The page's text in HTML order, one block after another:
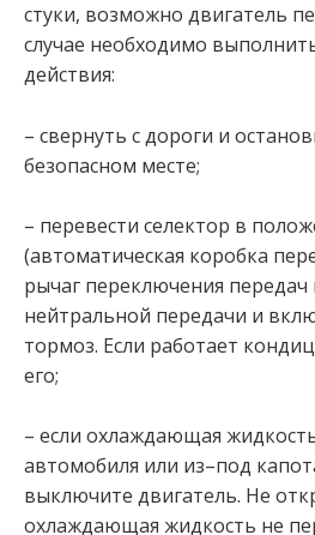
стуки, возможно двигатель
случае необходимо
действия:
– свернуть с дороги и
безопасном месте;
– перевести селектор в
(автоматическая коробка
рычаг переключения
нейтральной передачи и
тормоз. Если работает
его;
– если охлаждающая
автомобиля или из–под
выключите двигатель. Не
охлаждающая жидкость не